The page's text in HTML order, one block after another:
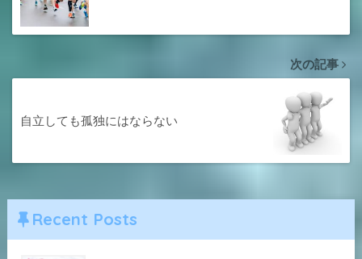
次の記事
自立しても孤独にはならない
Recent Posts